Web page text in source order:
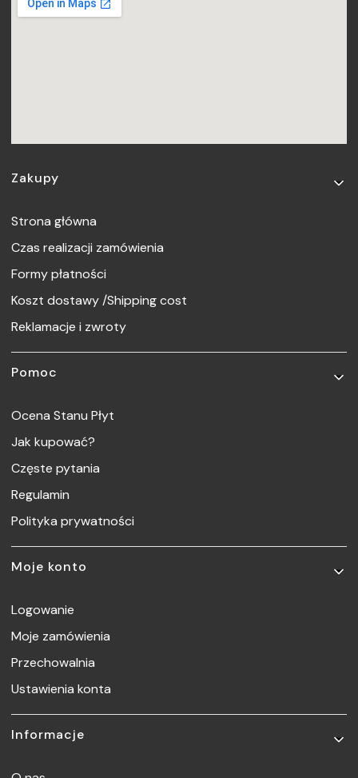
Linki w stopce
Zakupy
Strona główna
Czas realizacji zamówienia
Formy płatności
Koszt dostawy /Shipping cost
Reklamacje i zwroty
Pomoc
Ocena Stanu Płyt
Jak kupować?
Częste pytania
Regulamin
Polityka prywatności
Moje konto
Logowanie
Moje zamówienia
Przechowalnia
Ustawienia konta
Informacje